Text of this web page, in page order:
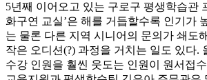
5년째 이어오고 있는 구로구 평생학습관
화구연 교실’은 해를 거듭할수록 인기가
는 물론 다른 지역 시니어의 문의가 쇄도
작은 오디션(?) 과정을 거치는 일도 있다.
수강 인원을 훨씬 웃도는 인원이 원서접